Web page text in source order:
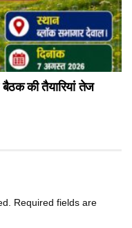
की तैयारियां तेज
Required fields are